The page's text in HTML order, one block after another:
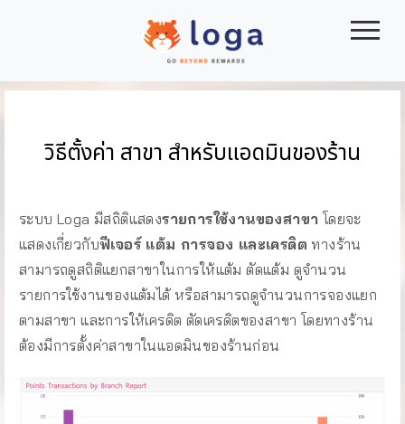
|||
วิธีตั้งค่า สาขา สำหรับแอดมินของร้าน
ระบบ Loga มีสถิติแสดงรายการใช้งานของสาขา โดยจะ
แสดงเกี่ยวกับฟีเจอร์ แต้ม การจอง และเครดิต ทางร้าน
สามารถดูสถิติแยกสาขาในการให้แต้ม ตัดแต้ม ดูจำนวน
รายการใช้งานของแต้มได้ หรือสามารถดูจำนวนการจองแยก
ตามสาขา และการให้เครดิต ตัดเครดิตของสาขา โดยทางร้าน
ต้องมีการตั้งค่าสาขาในแอดมินของร้านก่อน